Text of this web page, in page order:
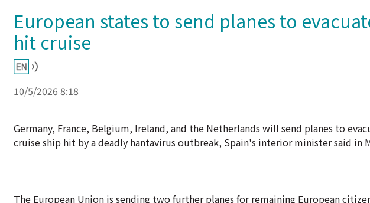
European states to send planes to
hit cruise
10/5/2026 8:18
Germany, France, Belgium, Ireland, and the Netherlands will send planes to
cruise ship hit by a deadly hantavirus outbreak, Spain's interior minister said in
The European Union is sending two further planes for remaining European